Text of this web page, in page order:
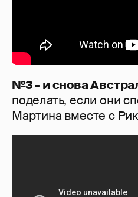
№3 - и снова
поделать, если они
Мартина вместе с